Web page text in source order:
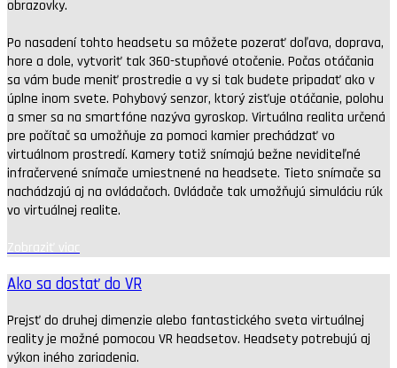
obrazovky.
Po nasadení tohto headsetu sa môžete pozerať doľava, doprava,
hore a dole, vytvoriť tak 360-stupňové otočenie. Počas otáčania
sa vám bude meniť prostredie a vy si tak budete pripadať ako v
úplne inom svete. Pohybový senzor, ktorý zisťuje otáčanie, polohu
a smer sa na smartfóne nazýva gyroskop. Virtuálna realita určená
pre počítač sa umožňuje za pomoci kamier prechádzať vo
virtuálnom prostredí. Kamery totiž snímajú bežne neviditeľné
infračervené snímače umiestnené na headsete. Tieto snímače sa
nachádzajú aj na ovládačoch. Ovládače tak umožňujú simuláciu rúk
vo virtuálnej realite.
Zobraziť viac
Ako sa dostať do VR
Prejsť do druhej dimenzie alebo fantastického sveta virtuálnej
reality je možné pomocou VR headsetov. Headsety potrebujú aj
výkon iného zariadenia.